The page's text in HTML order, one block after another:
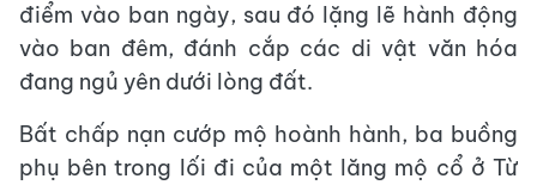
điểm vào ban ngày, sau đó lặng lẽ hành động
vào ban đêm, đánh cắp các di vật văn hóa
đang ngủ yên dưới lòng đất.
Bất chấp nạn cướp mộ hoành hành, ba buồng
phụ bên trong lối đi của một lăng mộ cổ ở Từ